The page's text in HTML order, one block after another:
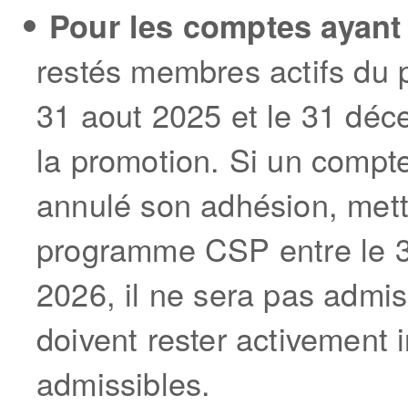
Pour les comptes
restés membres actifs du
31 aout 2025 et le 31
la promotion. Si un
annulé son adhésion,
programme CSP entre le
2026, il ne sera pas
doivent rester activement
admissibles.